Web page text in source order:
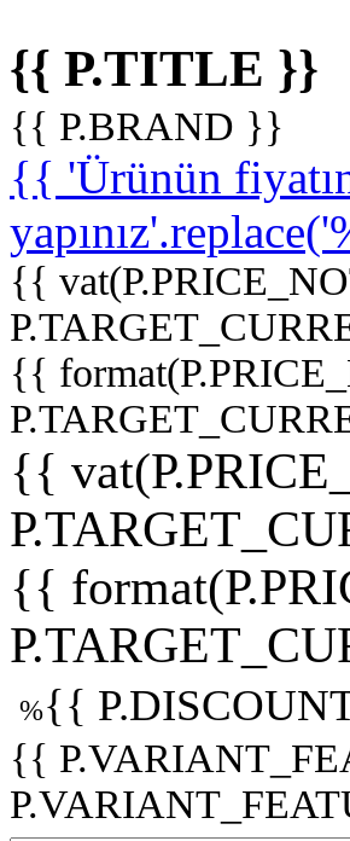
{{ P.TITLE }}
{{ P.BRAND }}
{{ 'Ürünün
{{
{{
{{
{{
%{{
{{